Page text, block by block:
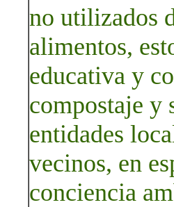
no utilizados
alimentos,
educativa y
compostaje y
entidades
vecinos, en
conciencia